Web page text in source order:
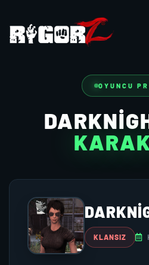
OYUNCU
KLANSIZ